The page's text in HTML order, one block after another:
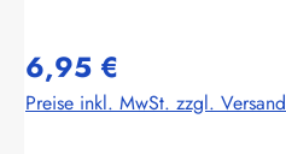
6,95 €
Preise inkl. MwSt. zzgl.